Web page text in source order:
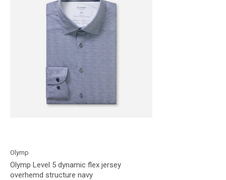
Olymp
Olymp Level 5 dynamic flex jersey
overhemd structure navy